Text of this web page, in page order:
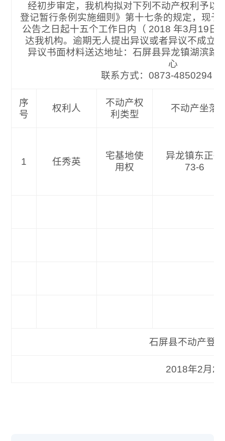
经初步审定，我机构拟对下列不动产权利予以
登记暂行条例实施细则》第十七条的规定，现
公告之日起十五个工作日内（ 2018 年3月19日
达我机构。逾期无人提出异议或者异议不成立
异议书面材料送达地址：石屏县异龙镇湖滨路
心
联系方式：0873-
序
号
权利人
不动产权
利类型
不动产坐落
1 任秀英
宅基地使
用权
异龙镇东正街
73-6
石屏县不动产登记
2018年2月27